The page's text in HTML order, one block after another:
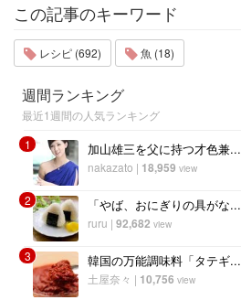
この記事のキーワード
レシピ (692) 魚 (18)
週間ランキング
最近1週間の人気ランキング
1
加山雄三を父に持つ才色兼...
nakazato | 18,959 view
2 「やば、おにぎりの具がな...
ruru | 92,682 view
3 韓国の万能調味料「タテギ...
土屋奈々 | 10,756 view